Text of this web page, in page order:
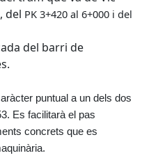
del PK 3+420 al 6+000 i del
del barri de
puntual a un dels dos
Es facilitarà el pas
concrets que es